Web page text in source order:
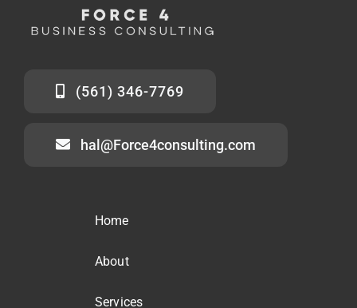
(561) 346-7769
hal@Force4consulting.com
Home
About
Services